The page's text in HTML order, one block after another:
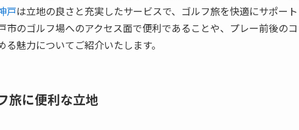
戸は立地の良さと充実したサービスで、ゴルフ旅を快適にサポー
市のゴルフ場へのアクセス面で便利であることや、プレー前後の
魅力についてご紹介いたします。
旅に便利な立地